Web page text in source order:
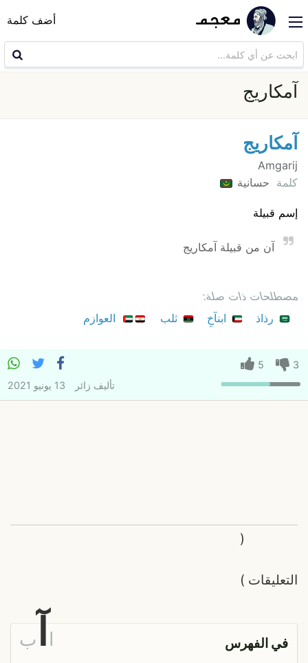
أضف كلمة
آمكاريج
آمكاريج
Amgarij
كلمة حسانية
إسم قبيلة
آن من قبيلة آمكاريج
مصطلحات ذات صلة:
رذاذ
ابنآخِ ثلب العوازم
3
5
تأليف زائر 13 يونيو 2021
التعليقات
(
)
في الفهرس ا ب